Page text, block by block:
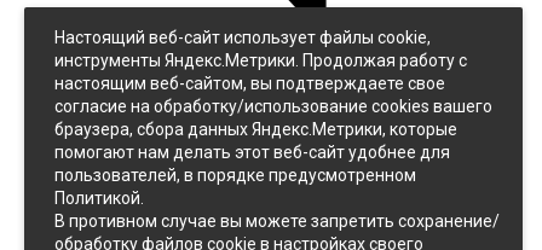
Джинс
Однотонный
Принтованный
Настоящий веб-сайт использует файлы cookie,
инструменты Яндекс.Метрики. Продолжая работу с
настоящим веб-сайтом, вы подтверждаете свое
согласие на обработку/использование cookies вашего
браузера, сбора данных Яндекс.Метрики, которые
помогают нам делать этот веб-сайт удобнее для
пользователей, в порядке предусмотренном
Политикой.
В противном случае вы можете запретить сохранение/
обработку файлов cookie в настройках своего